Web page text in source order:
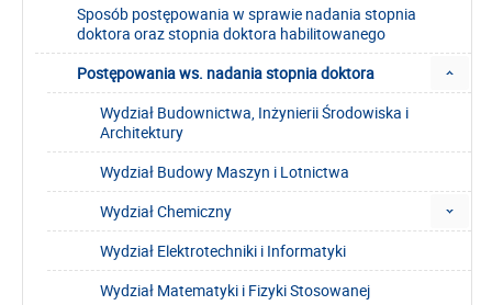
Sposób postępowania w sprawie nadania stopnia
doktora oraz stopnia doktora habilitowanego
Postępowania ws. nadania stopnia doktora
Wydział Budownictwa, Inżynierii Środowiska i
Architektury
Wydział Budowy Maszyn i Lotnictwa
Wydział Chemiczny
Wydział Elektrotechniki i Informatyki
Wydział Matematyki i Fizyki Stosowanej